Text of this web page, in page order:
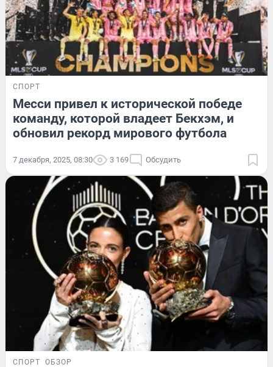
СПОРТ
Месси привел к исторической победе
команду, которой владеет Бекхэм, и
обновил рекорд мирового футбола
7 декабря, 2025, 08:30 3 169 Обсудить
СПОРТ ОБЗОР